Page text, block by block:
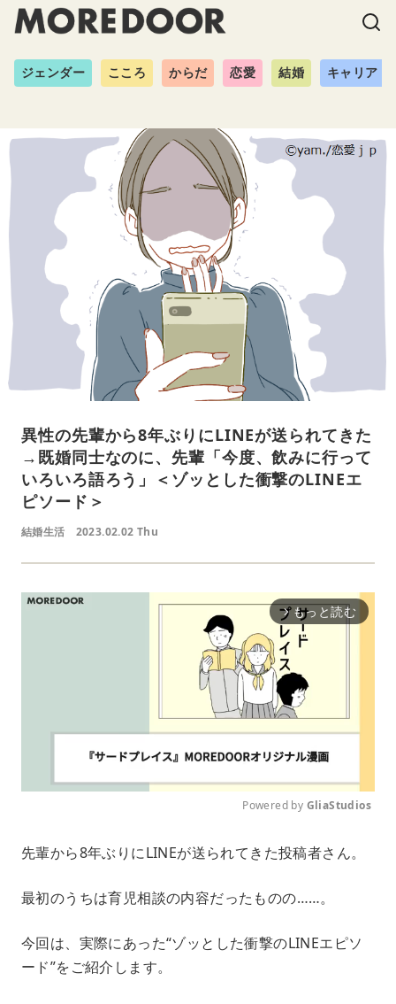
ジェンダー こころ からだ 恋愛 結婚 キャリア
異性の先輩から8年ぶりにLINEが送られてきた
→既婚同士なのに、先輩「今度、飲みに行って
いろいろ語ろう」＜ゾッとした衝撃のLINEエ
ピソード＞
結婚生活 2023.02.02 Thu
arrow_forward_ios もっと読む
u
Powered by GliaStudios
先輩から8年ぶりにLINEが送られてきた投稿者さん。
最初のうちは育児相談の内容だったものの……。
今回は、実際にあった“ゾッとした衝撃のLINEエピソ
ード”をご紹介します。